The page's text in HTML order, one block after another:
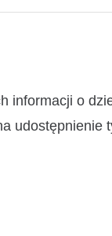
informacji o